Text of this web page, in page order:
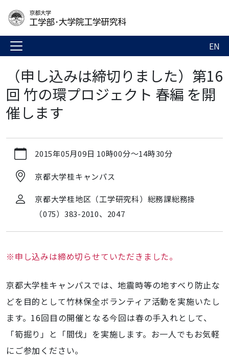
EN
（申し込みは締切りました）第16
回 竹の環プロジェクト 春編 を開
催します
u.ac.jp/ja/news-
し
は
切
ま
し
た）
第
16
回
竹
2015年05月09日 10時00分～14時30分
京都大学桂キャンパス
京都大学桂地区（工学研究科）総務課総務掛
（075）383-2010、2047
※申し込みは締め切らせていただきました。
京都大学桂キャンパスでは、地震時等の地すべり防止な
どを目的として竹林保全ボランティア活動を実施いたし
ます。16回目の開催となる今回は春の手入れとして、
「筍掘り」と「間伐」を実施します。お一人でもお気軽
にご参加ください。